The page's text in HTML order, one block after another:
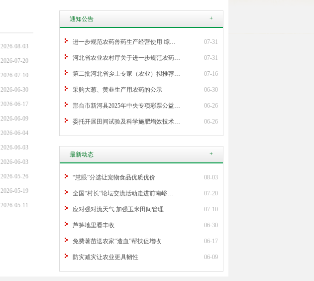
2026-08-03
2026-07-20
2026-07-10
2026-06-30
2026-06-17
2026-06-09
2026-06-04
2026-06-03
2026-06-03
2026-05-26
2026-05-19
2026-05-11
通知公告 +
进一步规范农药兽药生产经营使用 综… 07-31
河北省农业农村厅关于进一步规范农药… 07-31
第二批河北省乡土专家（农业）拟推荐… 07-16
采购大葱、黄韭生产用农药的公示 06-30
邢台市新河县2025年中央专项彩票公益… 06-26
委托开展田间试验及科学施肥增效技术… 06-26
最新动态 +
“慧眼”分选让宠物食品优质优价 08-03
全国“村长”论坛交流活动走进前南峪… 07-20
应对强对流天气 加强玉米田间管理 07-10
芦笋地里看丰收 06-30
免费薯苗送农家“造血”帮扶促增收 06-17
防灾减灾让农业更具韧性 06-09